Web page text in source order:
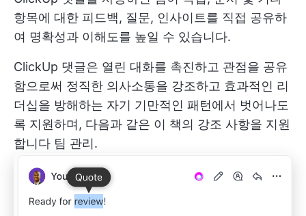
항목에 대한 피드백, 질문, 인사이트를 직접 공유하
여 명확성과 이해도를 높일 수 있습니다.
ClickUp 댓글은 열린 대화를 촉진하고 관점을 공유
함으로써 정직한 의사소통을 강조하고 효과적인 리
더십을 방해하는 자기 기만적인 패턴에서 벗어나도
록 지원하며, 다음과 같은 이 책의 강조 사항을 지원
합니다 팀 관리.